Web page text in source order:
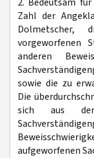
Zahl der
vorgeworfenen
anderen
sowie die zu
Die
sich aus der
aufgeworfenen